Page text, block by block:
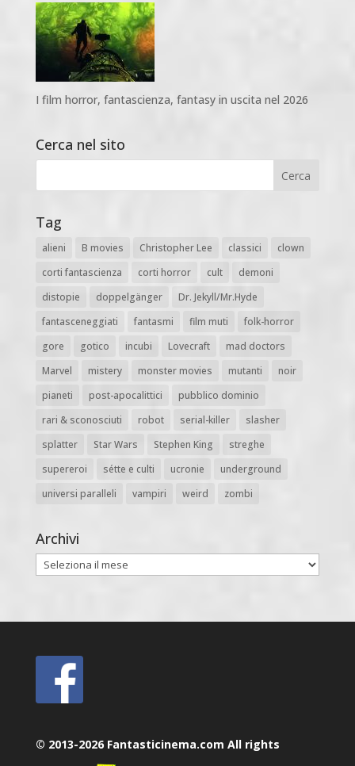
I film horror, fantascienza, fantasy in uscita nel 2026
Cerca nel sito
Tag
alieni B movies Christopher Lee classici
clown
corti fantascienza
corti horror cult
demoni
distopie
doppelgänger
Dr. Jekyll/Mr.Hyde
fantasceneggiati
fantasmi film muti
folk-horror
gore
gotico incubi Lovecraft
mad doctors
Marvel
mistery monster movies mutanti
noir
pianeti
post-apocalittici
pubblico dominio
rari & sconosciuti
robot serial-killer
slasher
splatter
Star Wars Stephen King
streghe
supereroi
sétte e culti ucronie
underground
universi paralleli
vampiri weird zombi
Archivi
Archivi
© 2013-2026 Fantasticinema.com All rights